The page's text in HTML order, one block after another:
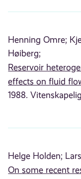
Henning Omre;
Høiberg;
Reservoir
effects on fluid
1988.
Helge Holden;
On some recent